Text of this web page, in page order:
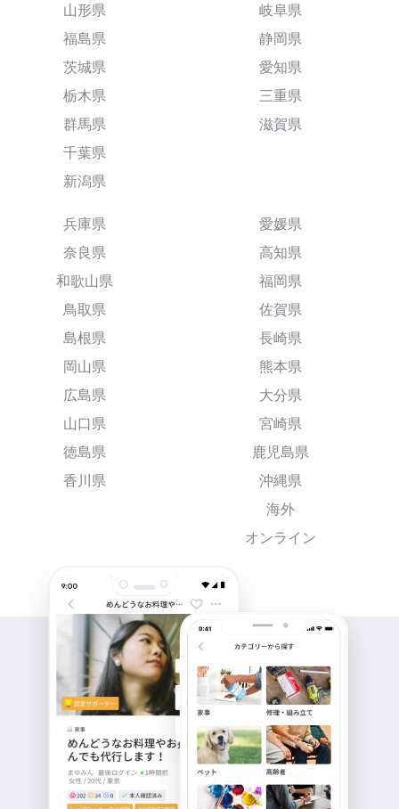
山形県
福島県
茨城県
栃木県
群馬県
千葉県
新潟県
岐阜県
静岡県
愛知県
三重県
滋賀県
兵庫県
奈良県
和歌山県
鳥取県
島根県
岡山県
広島県
山口県
徳島県
香川県
愛媛県
高知県
福岡県
佐賀県
長崎県
熊本県
大分県
宮崎県
鹿児島県
沖縄県
海外
オンライン